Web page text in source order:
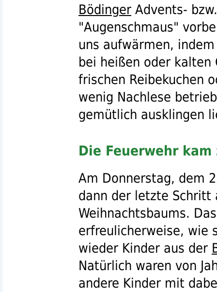
Bödinger Advents- bzw.
"Augenschmaus"
uns aufwärmen,
bei heißen oder kalten
frischen Reibekuchen
wenig Nachlese
gemütlich ausklingen
Die Feuerwehr
Am Donnerstag, dem
dann der letzte Schritt
Weihnachtsbaums.
erfreulicherweise, wie
wieder Kinder aus der
Natürlich waren von
andere Kinder mit